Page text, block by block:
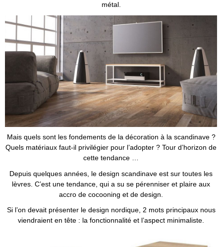
métal.
Mais quels sont les fondements de la décoration à la scandinave ?
Quels matériaux faut-il privilégier pour l’adopter ? Tour d’horizon de
cette tendance …
Depuis quelques années, le design scandinave est sur toutes les
lèvres. C’est une tendance, qui a su se pérenniser et plaire aux
accro de cocooning et de design.
Si l’on devait présenter le design nordique, 2 mots principaux nous
viendraient en tête : la fonctionnalité et l’aspect minimaliste.